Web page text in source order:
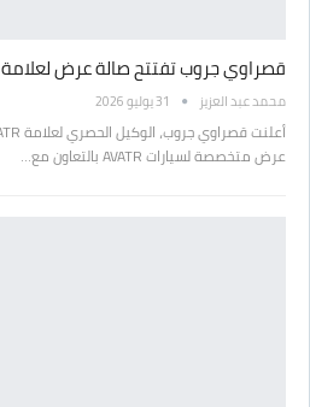
قصراوي جروب تفتتح صالة عرض لعلامة AVATR في القاهرة الجديدة
محمد عبد العزيز 31 يوليو 2026
عرض متخصصة لسيارات AVATR بالتعاون مع…